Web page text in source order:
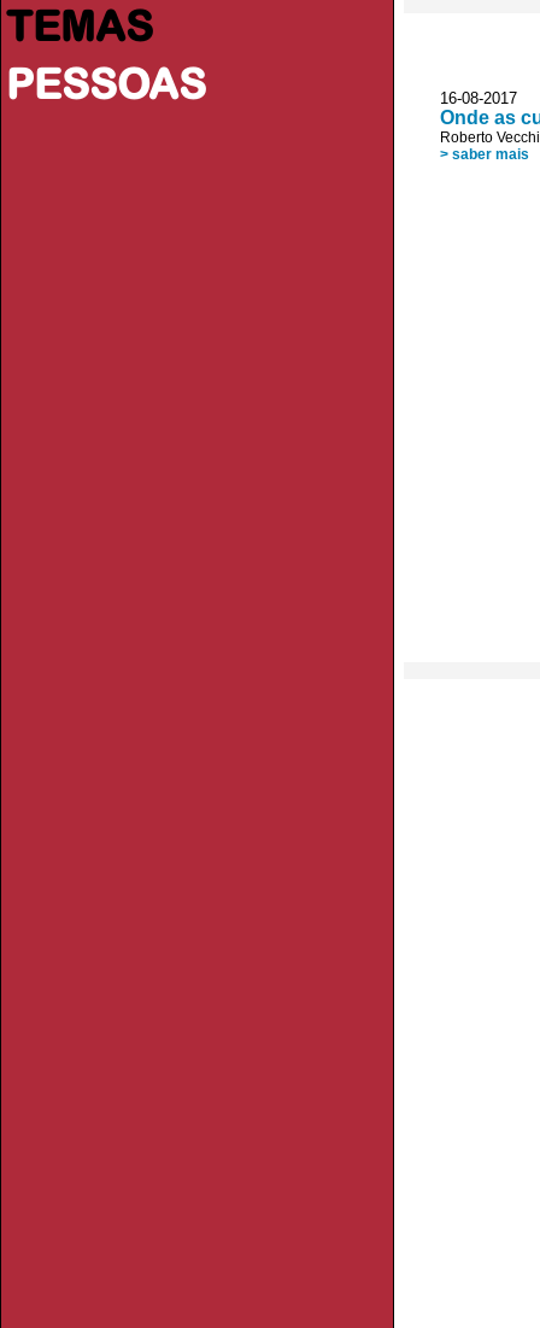
TEMAS
PESSOAS
16-08-2017
Onde as
Roberto Vecchi
> saber mais